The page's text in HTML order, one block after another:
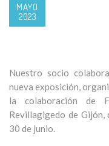
MAYO
2023
Nuestro socio
nueva exposición,
la colaboración de
Revillagigedo de
30 de junio.